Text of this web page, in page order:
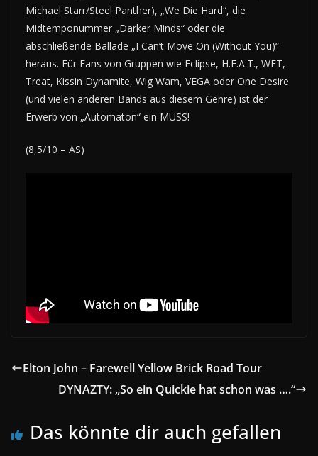
Michael Starr/Steel Panther), „We Die Hard“, die
Midtemponummer „Darker Minds“ oder die
abschließende Ballade „I Can’t Move On (Without You)“
heraus. Für Fans von Gruppen wie Eclipse, H.E.A.T., WET,
Treat, Kissin Dynamite, Wig Wam, VEGA oder One Desire
(und vielen anderen Bands aus diesem Genre) ist der
Erwerb von „Automaton“ ein MUSS!
(8,5/10 – AS)
Elton John – Farewell Yellow Brick Road Tour
DYNAZTY: „So ein Quickie hat schon was ….“
Das könnte dir auch gefallen